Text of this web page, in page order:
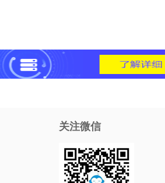
关注微信